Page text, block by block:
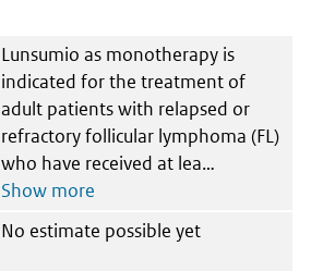
Lunsumio as monotherapy is
indicated for the treatment of
adult patients with relapsed or
refractory follicular lymphoma (FL)
who have received at lea
No estimate possible yet